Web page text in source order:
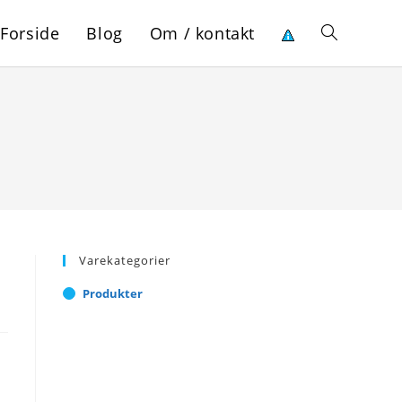
Forside Blog Om / kontakt Toggle
Varekategorier
Produkter